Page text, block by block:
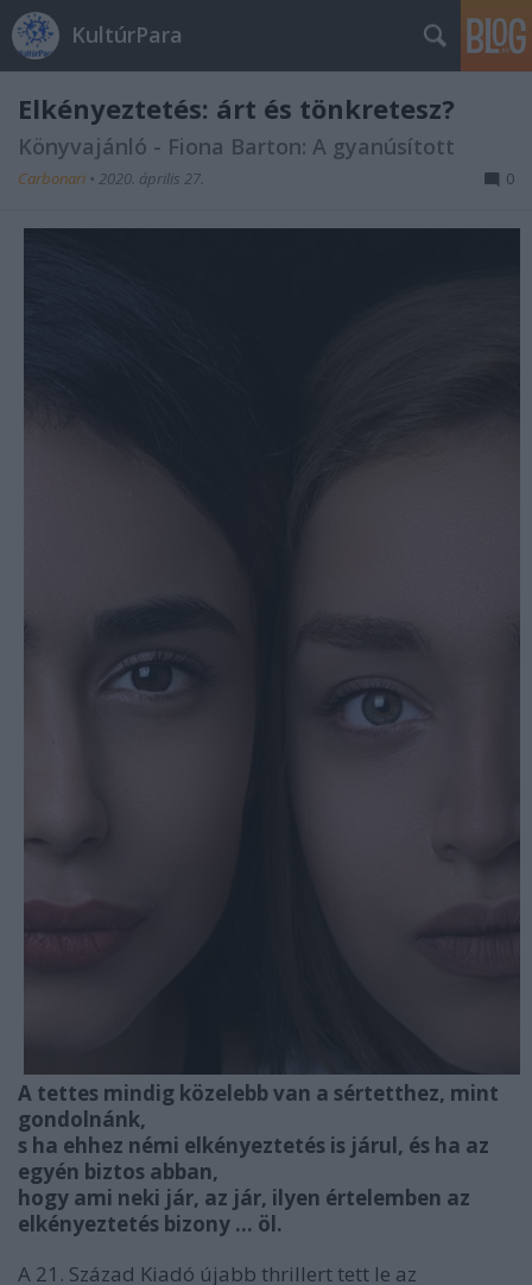
KultúrPara
Elkényeztetés: árt és tönkretesz?
Könyvajánló - Fiona Barton: A gyanúsított
Carbonari • 2020. április 27. 0
A tettes mindig közelebb van a sértetthez, mint
gondolnánk,
s ha ehhez némi elkényeztetés is járul, és ha az
egyén biztos abban,
hogy ami neki jár, az jár, ilyen értelemben az
elkényeztetés bizony ... öl.
A 21. Század Kiadó újabb thrillert tett le az